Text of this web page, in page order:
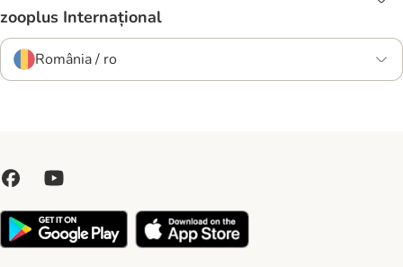
zooplus Internațional
România / ro